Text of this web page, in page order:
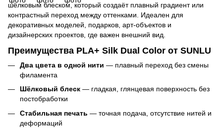
шёлковым блеском, который создаёт плавный градиент или
контрастный переход между оттенками. Идеален для
декоративных моделей, подарков, арт-объектов и
дизайнерских проектов, где важен внешний вид.
Преимущества PLA+ Silk Dual Color от SUNLU
Два цвета в одной нити — плавный переход без смены
филамента
Шёлковый блеск — гладкая, глянцевая поверхность без
постобработки
Стабильная печать — точная подача, отсутствие нитей и
деформаций